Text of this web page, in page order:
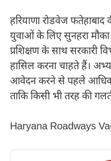
हरियाणा रोडवेज फतेहाबाद
युवाओं के लिए सुनहरा मौका
प्रशिक्षण के साथ सरकारी
हासिल करना चाहते हैं।
आवेदन करने से पहले
ताकि किसी भी तरह की
Haryana Roadways